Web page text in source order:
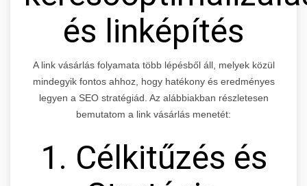
és linképítés
A link vásárlás folyamata több lépésből áll, melyek közül
mindegyik fontos ahhoz, hogy hatékony és eredményes
legyen a SEO stratégiád. Az alábbiakban részletesen
bemutatom a link vásárlás menetét:
1. Célkitűzés és